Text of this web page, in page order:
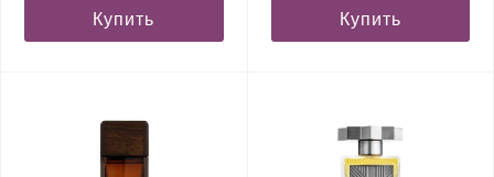
Купить Купить